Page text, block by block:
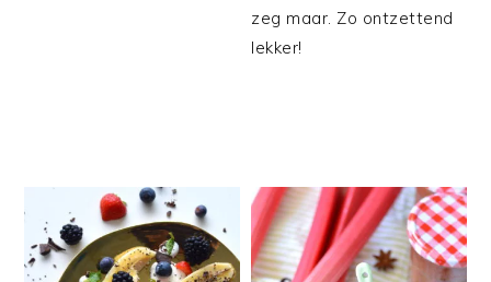
zeg maar. Zo ontzettend
lekker!